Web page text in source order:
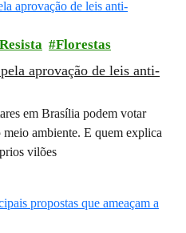
Resista Florestas
aprovação de leis anti-
em Brasília podem votar
meio ambiente. E quem explica
vilões